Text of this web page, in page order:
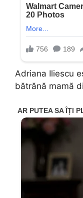
Adriana Iliescu
bătrănă mamă